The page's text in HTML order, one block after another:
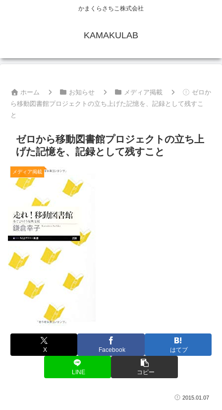
かまくらさちこ株式会社
KAMAKULAB
ホーム お知らせ メディア掲載
ゼロか
ら移動図書館プロジェクトの立ち上げた記憶を、記録として残すこ
と
ゼロから移動図書館プロジェクトの立ち上
げた記憶を、記録として残すこと
メディア掲載
X Facebook はてブ
LINE コピー
2015.01.07